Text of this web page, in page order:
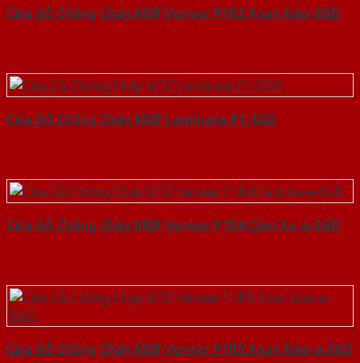
Cửa Gỗ Chống Cháy MDF Veneer P1R2 Xoan Đào-SGD
Cửa Gỗ Chống Cháy MDF Laminate P1-SGD
Cửa Gỗ Chống Cháy MDF Veneer P1R4 Căm Xe-a-SGD
Cửa Gỗ Chống Cháy MDF Veneer P1R5 Xoan Đào-a-SGD